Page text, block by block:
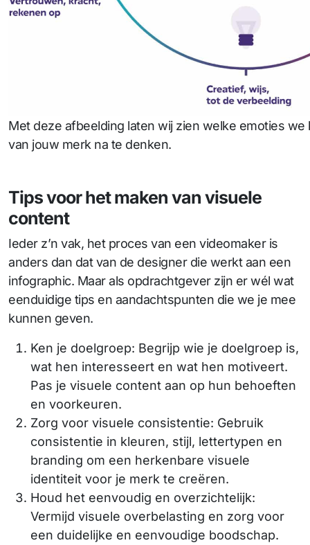
Met deze afbeelding laten wij zien welke emoties
van jouw merk na te denken.
Tips voor het maken van visuele
content
Ieder z’n vak, het proces van een videomaker is
anders dan dat van de designer die werkt aan een
infographic. Maar als opdrachtgever zijn er wél wat
eenduidige tips en aandachtspunten die we je mee
kunnen geven.
Ken je doelgroep: Begrijp wie je doelgroep is,
wat hen interesseert en wat hen motiveert.
Pas je visuele content aan op hun behoeften
en voorkeuren.
Zorg voor visuele consistentie: Gebruik
consistentie in kleuren, stijl, lettertypen en
branding om een herkenbare visuele
identiteit voor je merk te creëren.
Houd het eenvoudig en overzichtelijk:
Vermijd visuele overbelasting en zorg voor
een duidelijke en eenvoudige boodschap.